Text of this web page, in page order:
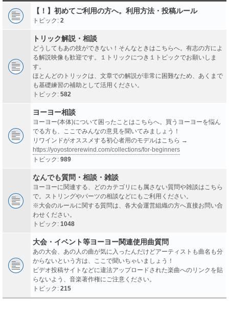
【！】初めてご利用の方へ。利用方法・投稿ルール
トピック: 2
トリック解説・相談
どうしてもあの技ができない！そんなときはこちらへ。有志の方によ
る解説映像も歓迎です。１トリックにつき１トピックでお願いしま
す。
ほとんどのトリックは、文章での解説が非常に困難なため、あくまで
も基礎練習の補助として活用ください。
トピック: 582
ヨーヨー相談
ヨーヨー(本体)について困ったことはこちらへ。買うヨーヨーを悩ん
でる方も、ここでみんなの意見を聞いてみましょう！
リワインドがオススメする初心者用のモデルはこちら →
https://yoyostorerewind.com/collections/for-beginners
トピック: 989
なんでも質問・相談・雑談
ヨーヨーに関連する、どのカテゴリにも属さない質問や雑談はこちら
で。ストリングやパーツの相談などにもご利用ください。
※大会のルールに関する質問は、各大会運営組織の方へ直接お問い合
わせください。
トピック: 1048
大会・イベント等ヨーヨー関連使用曲質問
あの大会、あの人の曲が気に入ったんだけどアーティストも曲名も分
からないという方は、ここで聞いちゃいましょう！
ビデオ投稿サイトなどに違法アップロードされた楽曲へのリンクを貼
らないよう、音楽著作権にご注意ください。
トピック: 215